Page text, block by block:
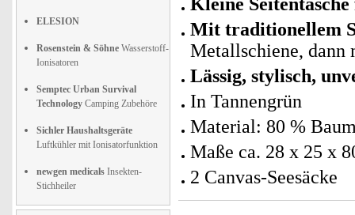
ELESION
Rosenstein & Söhne Wasserstoff-
Ionisatoren
Semptec Urban Survival
Technology Camping Zubehöre
Sichler Haushaltsgeräte
Luftkühler mit Ionisatorfunktion
newgen medicals Insekten-
Stichheiler
Mit traditionellem
Metallschiene, dann
Lässig, stylisch,
In Tannengrün
Material: 80 %
Maße ca. 28 x 25 x
2 Canvas-Seesäcke